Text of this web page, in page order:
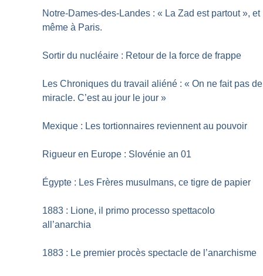
Notre-Dames-des-Landes : « La Zad est partout », et
même à Paris.
Sortir du nucléaire : Retour de la force de frappe
Les Chroniques du travail aliéné : « On ne fait pas de
miracle. C’est au jour le jour »
Mexique : Les tortionnaires reviennent au pouvoir
Rigueur en Europe : Slovénie an 01
Égypte : Les Frères musulmans, ce tigre de papier
1883 : Lione, il primo processo spettacolo
all’anarchia
1883 : Le premier procès spectacle de l’anarchisme